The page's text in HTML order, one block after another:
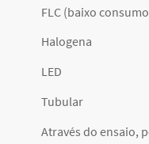
FLC (baixo
Halogena
LED
Tubular
Através do ensaio,